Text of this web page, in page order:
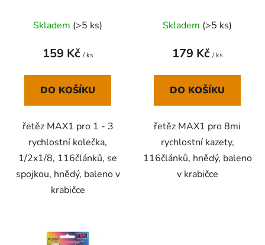
Skladem (>5 ks)
159 Kč / ks
DO KOŠÍKU
řetěz MAX1 pro 1 - 3
rychlostní kolečka,
1/2x1/8, 116článků, se
spojkou, hnědý, baleno v
krabičce
Skladem (>5 ks)
179 Kč / ks
DO KOŠÍKU
řetěz MAX1 pro 8mi
rychlostní kazety,
116článků, hnědý, baleno
v krabičce